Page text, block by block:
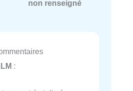
non renseigné
: